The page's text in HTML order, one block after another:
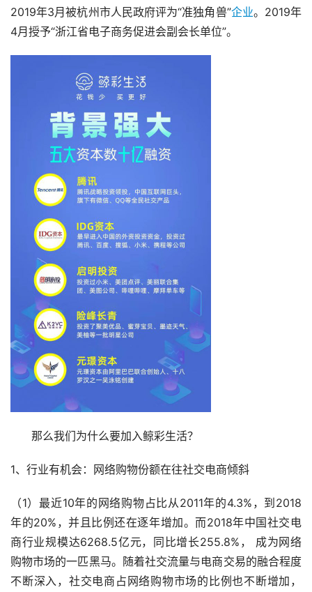
2019年3月被杭州市人民政府评为“准独角兽”企业。2019年
4月授予“浙江省电子商务促进会副会长单位”。
那么我们为什么要加入鲸彩生活？
1、行业有机会：网络购物份额在往社交电商倾斜
（1）最近10年的网络购物占比从2011年的4.3%，到2018
年的20%，并且比例还在逐年增加。而2018年中国社交电
商行业规模达6268.5亿元，同比增长255.8%， 成为网络
购物市场的一匹黑马。随着社交流量与电商交易的融合程度
不断深入，社交电商占网络购物市场的比例也不断增加，